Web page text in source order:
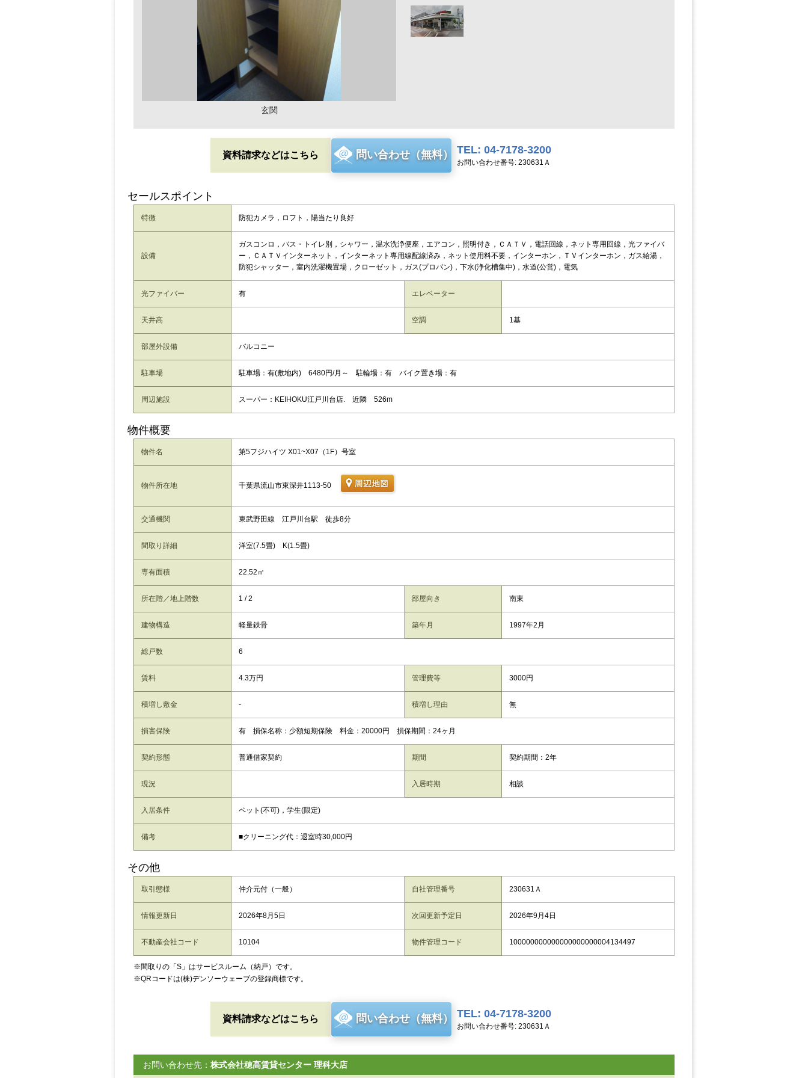
玄関
資料請求などはこちら 問い合わせ（無料） TEL: 04-7178-3200
お問い合わせ番号: 230631Ａ
セールスポイント
特徴 防犯カメラ，ロフト，陽当たり良好
設備
ガスコンロ，バス・トイレ別，シャワー，温水洗浄便座，エアコン，照明付き，ＣＡＴＶ，電話回線，ネット専用回線，光ファイバ
ー，ＣＡＴＶインターネット，インターネット専用線配線済み，ネット使用料不要，インターホン，ＴＶインターホン，ガス給湯，
防犯シャッター，室内洗濯機置場，クローゼット，ガス(プロパン)，下水(浄化槽集中)，水道(公営)，電気
光ファイバー 有 エレベーター
天井高 空調 1基
部屋外設備 バルコニー
駐車場 駐車場：有(敷地内) 6480円/月～ 駐輪場：有 バイク置き場：有
周辺施設 スーパー：KEIHOKU江戸川台店. 近隣 526m
物件概要
物件名 第5フジハイツ X01~X07（1F）号室
物件所在地 千葉県流山市東深井1113-50
交通機関 東武野田線 江戸川台駅 徒歩8分
間取り詳細 洋室(7.5畳) K(1.5畳)
専有面積 22.52㎡
所在階／地上階数 1 / 2 部屋向き 南東
建物構造 軽量鉄骨 築年月 1997年2月
総戸数 6
賃料 4.3万円 管理費等 3000円
積増し敷金 - 積増し理由 無
損害保険 有 損保名称：少額短期保険 料金：20000円 損保期間：24ヶ月
契約形態 普通借家契約 期間 契約期間：2年
現況 入居時期 相談
入居条件 ペット(不可)，学生(限定)
備考 ■クリーニング代：退室時30,000円
その他
取引態様 仲介元付（一般） 自社管理番号 230631Ａ
情報更新日 2026年8月5日 次回更新予定日 2026年9月4日
不動産会社コード 10104 物件管理コード 100000000000000000000004134497
※間取りの「S」はサービスルーム（納戸）です。
※QRコードは(株)デンソーウェーブの登録商標です。
資料請求などはこちら 問い合わせ（無料） TEL: 04-7178-3200
お問い合わせ番号: 230631Ａ
お問い合わせ先： 株式会社穂高賃貸センター 理科大店